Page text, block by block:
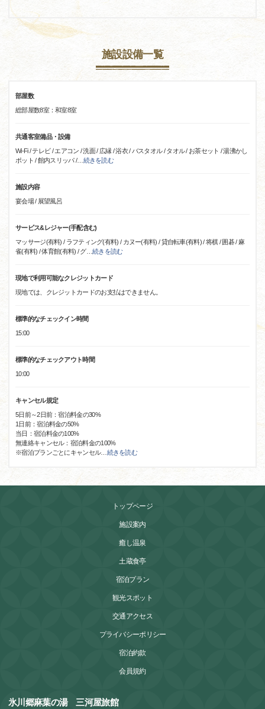
施設設備一覧
部屋数
総部屋数8室：和室8室
共通客室備品・設備
Wi-Fi / テレビ / エアコン / 洗面 / 広縁 / 浴衣 / バスタオル / タオル / お茶セット / 湯沸かし
ポット / 館内スリッパ /… 続きを読む
施設内容
宴会場 / 展望風呂
サービス&レジャー(手配含む)
マッサージ(有料) / ラフティング(有料) / カヌー(有料) / 貸自転車(有料) / 将棋 / 囲碁 / 麻
雀(有料) / 体育館(有料) / グ…続きを読む
現地で利用可能なクレジットカード
現地では、クレジットカードのお支払はできません。
標準的なチェックイン時間
15:00
標準的なチェックアウト時間
10:00
キャンセル規定
5日前～2日前：宿泊料金の30%
1日前：宿泊料金の50%
当日：宿泊料金の100%
無連絡キャンセル：宿泊料金の100%
※宿泊プランごとにキャンセル… 続きを読む
トップページ
施設案内
癒し温泉
土蔵食亭
宿泊プラン
観光スポット
交通アクセス
プライバシーポリシー
宿泊約款
会員規約
氷川郷麻葉の湯 三河屋旅館